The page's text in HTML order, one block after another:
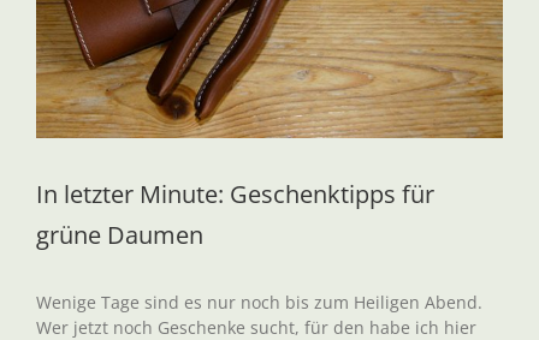
In letzter Minute: Geschenktipps für
grüne Daumen
Wenige Tage sind es nur noch bis zum Heiligen Abend.
Wer jetzt noch Geschenke sucht, für den habe ich hier